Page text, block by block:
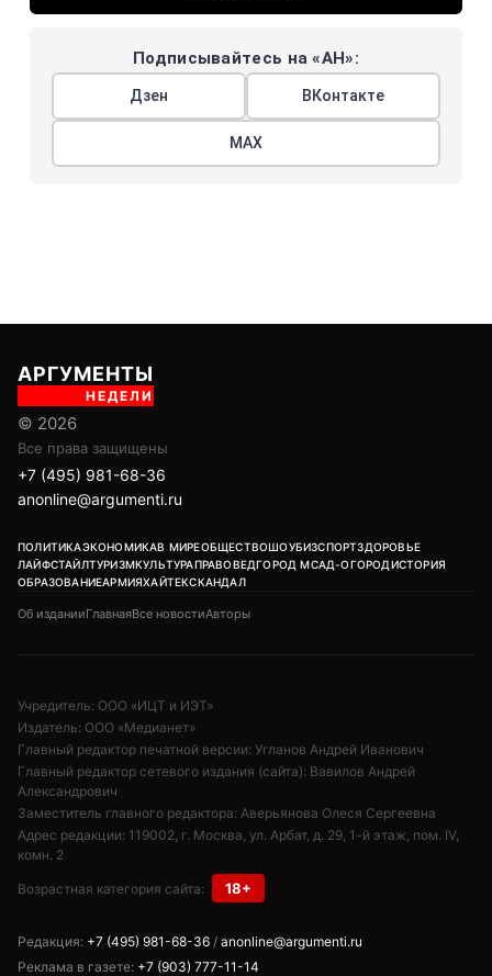
Подписывайтесь на «АН»:
Дзен ВКонтакте
МАХ
АРГУМЕНТЫ
НЕДЕЛИ
© 2026
Все права защищены
+7 (495) 981-68-36
anonline@argumenti.ru
ПОЛИТИКАЭКОНОМИКАВ МИРЕОБЩЕСТВОШОУБИЗСПОРТЗДОРОВЬЕ
ЛАЙФСТАЙЛТУРИЗМКУЛЬТУРАПРАВОВЕДГОРОД МСАД-ОГОРОДИСТОРИЯ
ОБРАЗОВАНИЕАРМИЯХАЙТЕКСКАНДАЛ
Об изданииГлавнаяВсе новостиАвторы
Учредитель: ООО «ИЦТ и ИЭТ»
Издатель: ООО «Медианет»
Главный редактор печатной версии: Угланов Андрей Иванович
Главный редактор сетевого издания (сайта): Вавилов Андрей
Александрович
Заместитель главного редактора: Аверьянова Олеся Сергеевна
Адрес редакции: 119002, г. Москва, ул. Арбат, д. 29, 1-й этаж, пом. IV,
комн. 2
Возрастная категория сайта: 18+
Редакция: +7 (495) 981-68-36 / anonline@argumenti.ru
Реклама в газете: +7 (903) 777-11-14